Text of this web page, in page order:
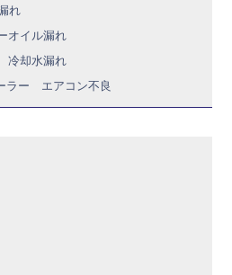
れ
オイル漏れ
却水漏れ
ラー エアコン不良